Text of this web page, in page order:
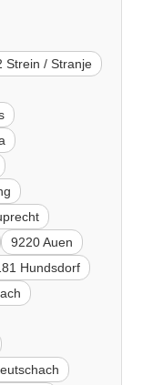
Strein / Stranje
9220 Auen
Hundsdorf